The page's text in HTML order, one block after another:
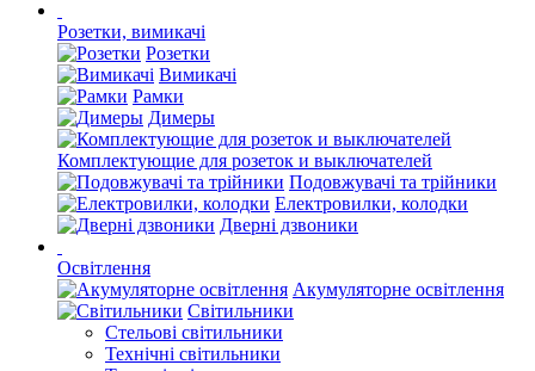
Розетки, вимикачі
Розетки
Вимикачі
Рамки
Димеры
Комплектующие для розеток и выключателей
Подовжувачі та трійники
Електровилки, колодки
Дверні дзвоники
Освітлення
Акумуляторне освітлення
Світильники
Стельові світильники
Технічні світильники